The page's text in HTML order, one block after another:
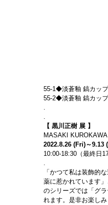
55-1◆淡蒼釉 鎬カッ
55-2◆淡蒼釉 鎬カッ
.
.
【 黒川正樹 展 】
MASAKI
2022.8.26 (Fri)～9.13
10:00-18:30（最終日
.
「かつて私は装飾的
薬に惹かれています
のシリーズでは「グ
れます。是非お楽しみ